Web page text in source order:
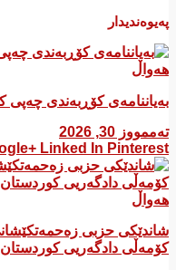
پەیوەندیدار
هەواڵ
بەیاننامەی کۆڕبەندی چەپی
تەممووز 30, 2026
Linked In Pinterest
هەواڵ
شاندێکی حزبی
کۆمەڵی دادگەریی